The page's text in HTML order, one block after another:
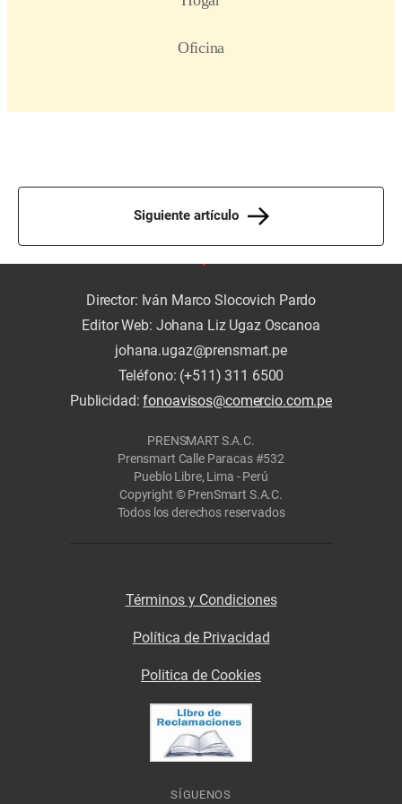
Siguiente artículo
Director: Iván Marco Slocovich Pardo
Editor Web: Johana Liz Ugaz Oscanoa
johana.ugaz@prensmart.pe
Teléfono: (+511) 311 6500
Publicidad:fonoavisos@comercio.com.pe
PRENSMART S.A.C.
Prensmart Calle Paracas #532
Pueblo Libre, Lima - Perú
Copyright © PrenSmart S.A.C.
Todos los derechos reservados
Términos y Condiciones
Política de Privacidad
Politica de Cookies
SÍGUENOS